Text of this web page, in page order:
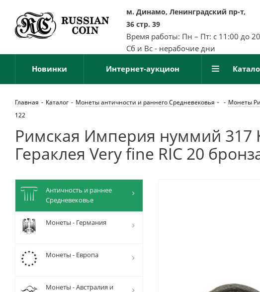
м. Динамо, Ленинградский пр-т,
36 стр. 39
Время работы: Пн – Пт: с 11:00 до
Сб и Вс - нерабочие дни
Новинки Интернет-аукцион
Главная - Каталог - Монеты античности и раннего Средневековья - Монеты
122
Римская Империя нуммий 317
Гераклея Very fine RIC 20
Античность и раннее
Средневековье
Монеты - Германия
Монеты - Европа
Монеты - Австралия и